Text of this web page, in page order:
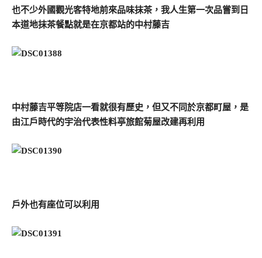
也不少外國觀光客特地前來品味抹茶，我人生第一次品嘗到日
本道地抹茶餐點就是在京都站的中村藤吉
中村藤吉平等院店一看就很有歷史，但又不同於京都町屋，是
由江戶時代的宇治代表性料亭旅館菊屋改建再利用
戶外也有座位可以利用